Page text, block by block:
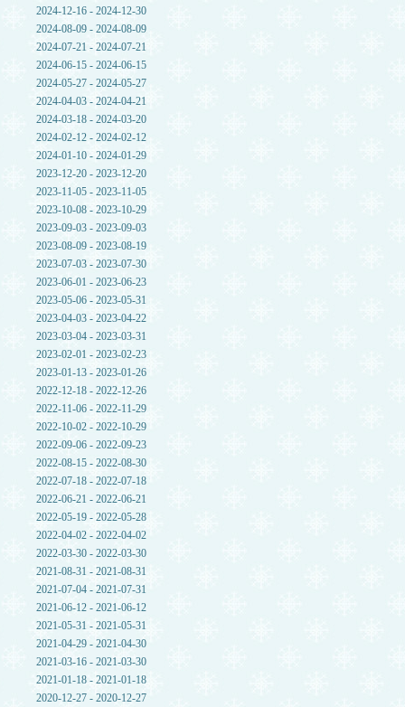
2024-12-16 - 2024-12-30
2024-08-09 - 2024-08-09
2024-07-21 - 2024-07-21
2024-06-15 - 2024-06-15
2024-05-27 - 2024-05-27
2024-04-03 - 2024-04-21
2024-03-18 - 2024-03-20
2024-02-12 - 2024-02-12
2024-01-10 - 2024-01-29
2023-12-20 - 2023-12-20
2023-11-05 - 2023-11-05
2023-10-08 - 2023-10-29
2023-09-03 - 2023-09-03
2023-08-09 - 2023-08-19
2023-07-03 - 2023-07-30
2023-06-01 - 2023-06-23
2023-05-06 - 2023-05-31
2023-04-03 - 2023-04-22
2023-03-04 - 2023-03-31
2023-02-01 - 2023-02-23
2023-01-13 - 2023-01-26
2022-12-18 - 2022-12-26
2022-11-06 - 2022-11-29
2022-10-02 - 2022-10-29
2022-09-06 - 2022-09-23
2022-08-15 - 2022-08-30
2022-07-18 - 2022-07-18
2022-06-21 - 2022-06-21
2022-05-19 - 2022-05-28
2022-04-02 - 2022-04-02
2022-03-30 - 2022-03-30
2021-08-31 - 2021-08-31
2021-07-04 - 2021-07-31
2021-06-12 - 2021-06-12
2021-05-31 - 2021-05-31
2021-04-29 - 2021-04-30
2021-03-16 - 2021-03-30
2021-01-18 - 2021-01-18
2020-12-27 - 2020-12-27